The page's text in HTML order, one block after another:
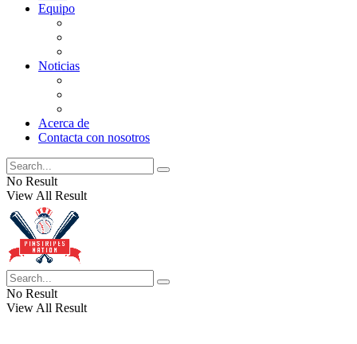
Equipo
Noticias
Acerca de
Contacta con nosotros
No Result
View All Result
No Result
View All Result